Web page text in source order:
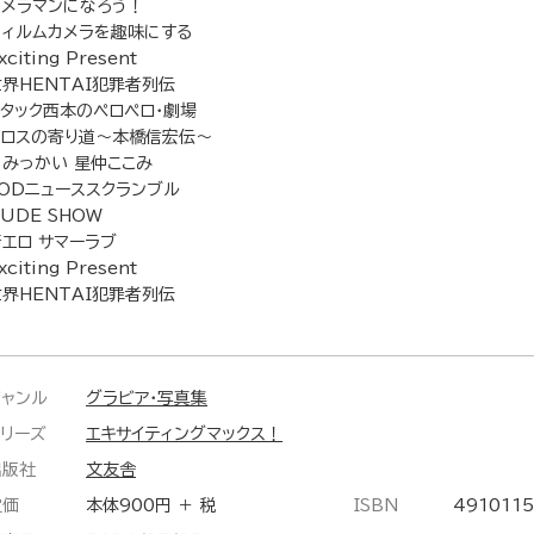
ラマンになろう！
ルムカメラを趣味にする
Present
界HENTAI犯罪者列伝
ック西本のペロペロ・劇場
ロスの寄り道〜本橋信宏伝〜
みっかい 星仲ここみ
ニューススクランブル
SHOW
ロ サマーラブ
Present
界HENTAI犯罪者列伝
ンル グラビア・写真集
ーズ エキサイティングマックス！
版社 文友舎
本体900円 ＋ 税 ISBN